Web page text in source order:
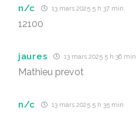
n/c 13 mars 2025 5 h 37 min
12100
jaures 13 mars 2025 5 h 36 min
Mathieu prevot
n/c 13 mars 2025 5 h 35 min